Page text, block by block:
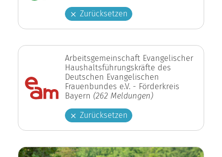
Zurücksetzen
Arbeitsgemeinschaft Evangelischer
Haushaltsführungskräfte des
Deutschen Evangelischen
Frauenbundes e.V. - Förderkreis
Bayern (262 Meldungen)
Zurücksetzen